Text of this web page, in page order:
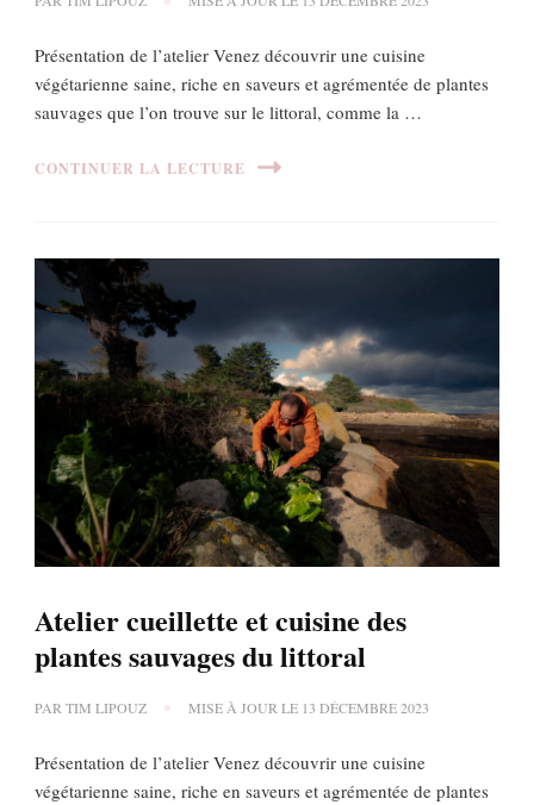
Présentation de l’atelier Venez découvrir une cuisine
végétarienne saine, riche en saveurs et agrémentée de plantes
sauvages que l’on trouve sur le littoral, comme la …
CONTINUER LA LECTURE
Atelier cueillette et cuisine des
plantes sauvages du littoral
PAR TIM LIPOUZ MISE À JOUR LE 13 DÉCEMBRE 2023
Présentation de l’atelier Venez découvrir une cuisine
végétarienne saine, riche en saveurs et agrémentée de plantes